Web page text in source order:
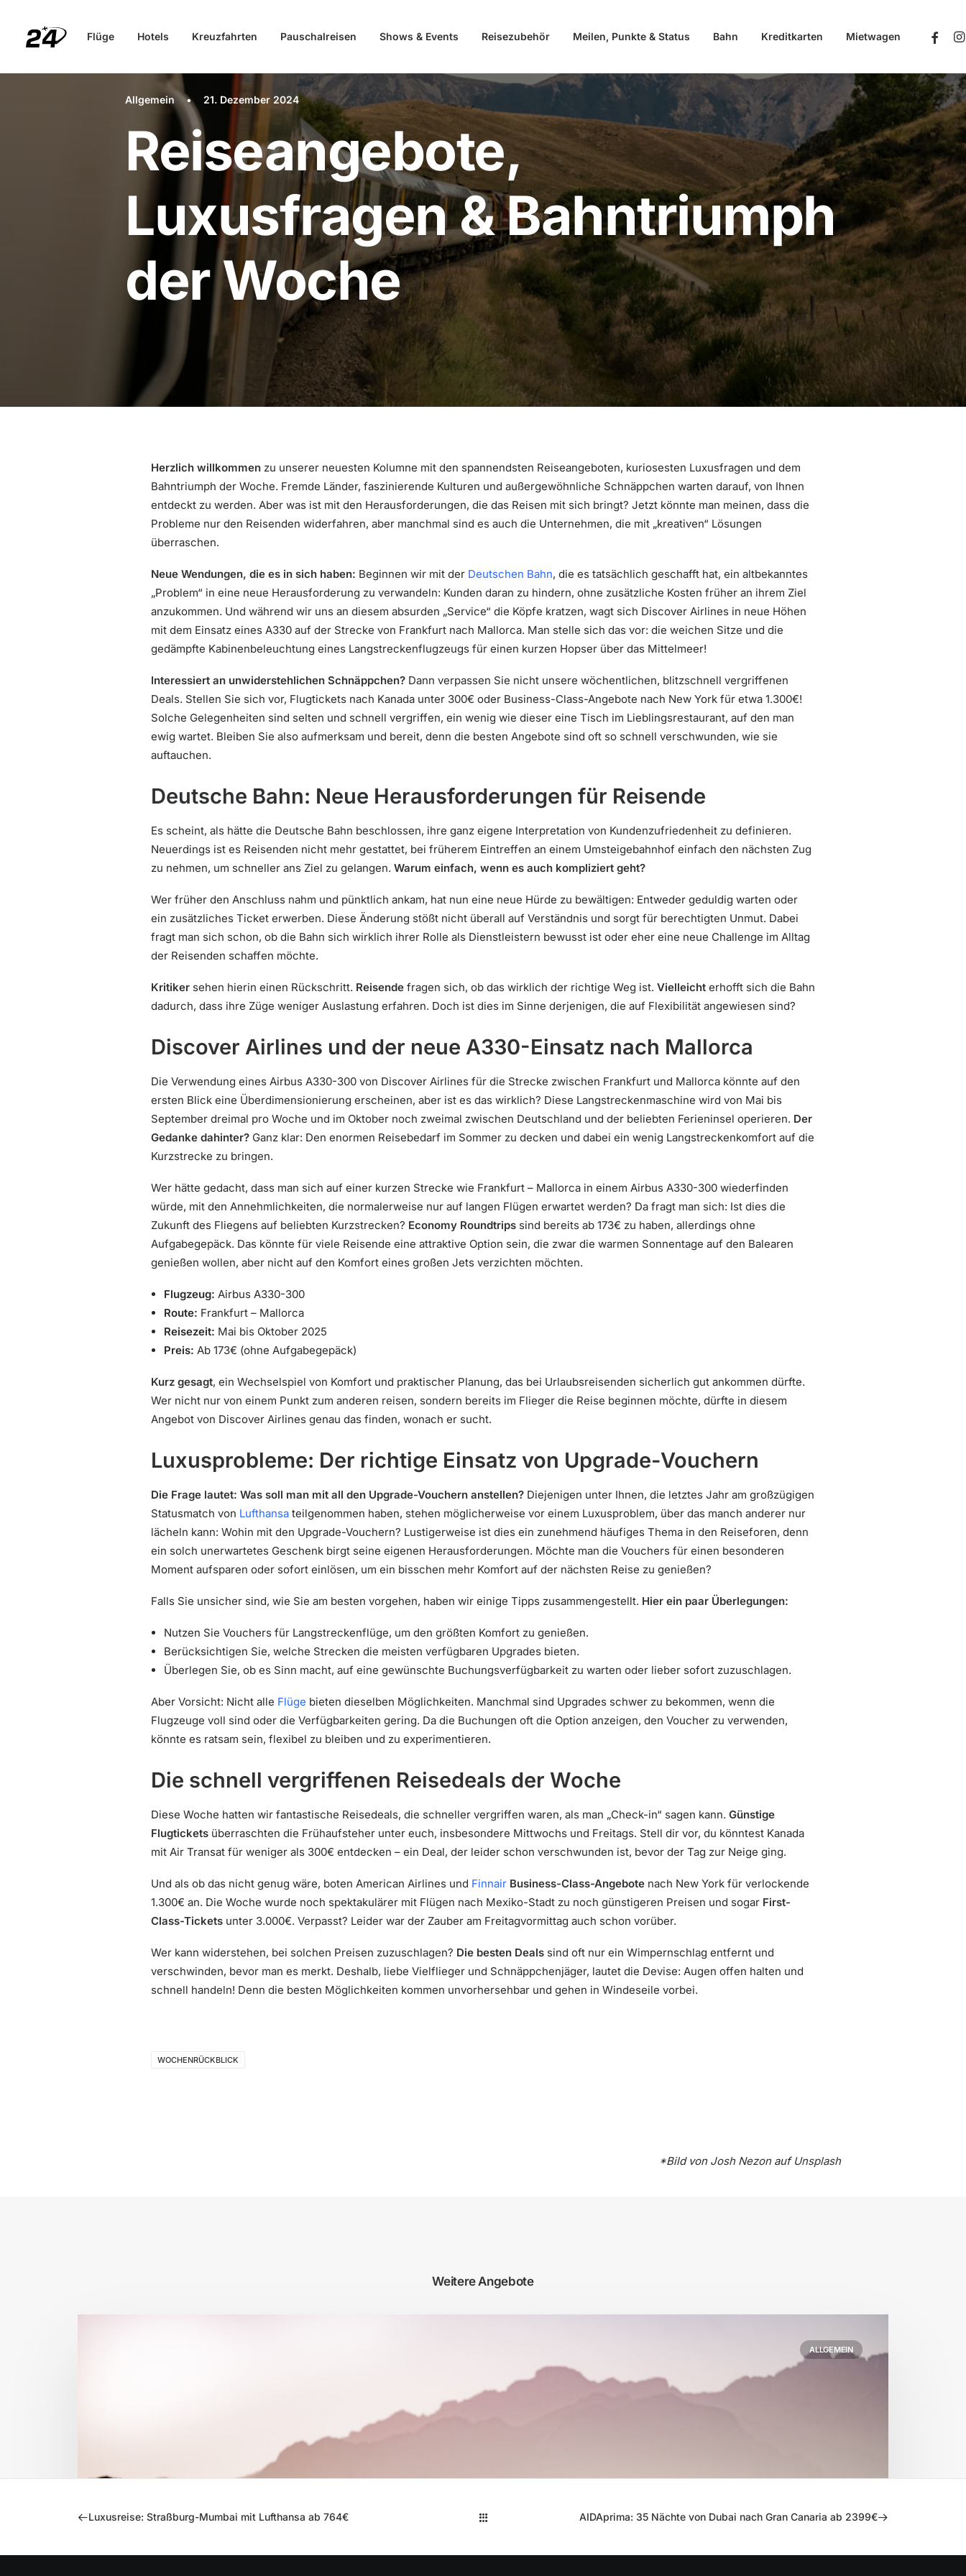
Flüge Hotels Kreuzfahrten Pauschalreisen Shows & Events Reisezubehör Meilen, Punkte & Status Bahn Kreditkarten Mietwagen
Allgemein • 21. Dezember 2024
Reiseangebote,
Luxusfragen & Bahntriumph
der Woche
Herzlich willkommen zu unserer neuesten Kolumne mit den spannendsten Reiseangeboten, kuriosesten Luxusfragen und dem
Bahntriumph der Woche. Fremde Länder, faszinierende Kulturen und außergewöhnliche Schnäppchen warten darauf, von Ihnen
entdeckt zu werden. Aber was ist mit den Herausforderungen, die das Reisen mit sich bringt? Jetzt könnte man meinen, dass die
Probleme nur den Reisenden widerfahren, aber manchmal sind es auch die Unternehmen, die mit „kreativen“ Lösungen
überraschen.
Neue Wendungen, die es in sich haben: Beginnen wir mit der Deutschen Bahn, die es tatsächlich geschafft hat, ein altbekanntes
„Problem“ in eine neue Herausforderung zu verwandeln: Kunden daran zu hindern, ohne zusätzliche Kosten früher an ihrem Ziel
anzukommen. Und während wir uns an diesem absurden „Service“ die Köpfe kratzen, wagt sich Discover Airlines in neue Höhen
mit dem Einsatz eines A330 auf der Strecke von Frankfurt nach Mallorca. Man stelle sich das vor: die weichen Sitze und die
gedämpfte Kabinenbeleuchtung eines Langstreckenflugzeugs für einen kurzen Hopser über das Mittelmeer!
Interessiert an unwiderstehlichen Schnäppchen? Dann verpassen Sie nicht unsere wöchentlichen, blitzschnell vergriffenen
Deals. Stellen Sie sich vor, Flugtickets nach Kanada unter 300€ oder Business-Class-Angebote nach New York für etwa 1.300€!
Solche Gelegenheiten sind selten und schnell vergriffen, ein wenig wie dieser eine Tisch im Lieblingsrestaurant, auf den man
ewig wartet. Bleiben Sie also aufmerksam und bereit, denn die besten Angebote sind oft so schnell verschwunden, wie sie
auftauchen.
Deutsche Bahn: Neue Herausforderungen für Reisende
Es scheint, als hätte die Deutsche Bahn beschlossen, ihre ganz eigene Interpretation von Kundenzufriedenheit zu definieren.
Neuerdings ist es Reisenden nicht mehr gestattet, bei früherem Eintreffen an einem Umsteigebahnhof einfach den nächsten Zug
zu nehmen, um schneller ans Ziel zu gelangen. Warum einfach, wenn es auch kompliziert geht?
Wer früher den Anschluss nahm und pünktlich ankam, hat nun eine neue Hürde zu bewältigen: Entweder geduldig warten oder
ein zusätzliches Ticket erwerben. Diese Änderung stößt nicht überall auf Verständnis und sorgt für berechtigten Unmut. Dabei
fragt man sich schon, ob die Bahn sich wirklich ihrer Rolle als Dienstleistern bewusst ist oder eher eine neue Challenge im Alltag
der Reisenden schaffen möchte.
Kritiker sehen hierin einen Rückschritt. Reisende fragen sich, ob das wirklich der richtige Weg ist. Vielleicht erhofft sich die Bahn
dadurch, dass ihre Züge weniger Auslastung erfahren. Doch ist dies im Sinne derjenigen, die auf Flexibilität angewiesen sind?
Discover Airlines und der neue A330-Einsatz nach Mallorca
Die Verwendung eines Airbus A330-300 von Discover Airlines für die Strecke zwischen Frankfurt und Mallorca könnte auf den
ersten Blick eine Überdimensionierung erscheinen, aber ist es das wirklich? Diese Langstreckenmaschine wird von Mai bis
September dreimal pro Woche und im Oktober noch zweimal zwischen Deutschland und der beliebten Ferieninsel operieren. Der
Gedanke dahinter? Ganz klar: Den enormen Reisebedarf im Sommer zu decken und dabei ein wenig Langstreckenkomfort auf die
Kurzstrecke zu bringen.
Wer hätte gedacht, dass man sich auf einer kurzen Strecke wie Frankfurt – Mallorca in einem Airbus A330-300 wiederfinden
würde, mit den Annehmlichkeiten, die normalerweise nur auf langen Flügen erwartet werden? Da fragt man sich: Ist dies die
Zukunft des Fliegens auf beliebten Kurzstrecken? Economy Roundtrips sind bereits ab 173€ zu haben, allerdings ohne
Aufgabegepäck. Das könnte für viele Reisende eine attraktive Option sein, die zwar die warmen Sonnentage auf den Balearen
genießen wollen, aber nicht auf den Komfort eines großen Jets verzichten möchten.
Flugzeug: Airbus A330-300
Route: Frankfurt – Mallorca
Reisezeit: Mai bis Oktober 2025
Preis: Ab 173€ (ohne Aufgabegepäck)
Kurz gesagt, ein Wechselspiel von Komfort und praktischer Planung, das bei Urlaubsreisenden sicherlich gut ankommen dürfte.
Wer nicht nur von einem Punkt zum anderen reisen, sondern bereits im Flieger die Reise beginnen möchte, dürfte in diesem
Angebot von Discover Airlines genau das finden, wonach er sucht.
Luxusprobleme: Der richtige Einsatz von Upgrade-Vouchern
Die Frage lautet: Was soll man mit all den Upgrade-Vouchern anstellen? Diejenigen unter Ihnen, die letztes Jahr am großzügigen
Statusmatch von Lufthansa teilgenommen haben, stehen möglicherweise vor einem Luxusproblem, über das manch anderer nur
lächeln kann: Wohin mit den Upgrade-Vouchern? Lustigerweise ist dies ein zunehmend häufiges Thema in den Reiseforen, denn
ein solch unerwartetes Geschenk birgt seine eigenen Herausforderungen. Möchte man die Vouchers für einen besonderen
Moment aufsparen oder sofort einlösen, um ein bisschen mehr Komfort auf der nächsten Reise zu genießen?
Falls Sie unsicher sind, wie Sie am besten vorgehen, haben wir einige Tipps zusammengestellt. Hier ein paar Überlegungen:
Nutzen Sie Vouchers für Langstreckenflüge, um den größten Komfort zu genießen.
Berücksichtigen Sie, welche Strecken die meisten verfügbaren Upgrades bieten.
Überlegen Sie, ob es Sinn macht, auf eine gewünschte Buchungsverfügbarkeit zu warten oder lieber sofort zuzuschlagen.
Aber Vorsicht: Nicht alle Flüge bieten dieselben Möglichkeiten. Manchmal sind Upgrades schwer zu bekommen, wenn die
Flugzeuge voll sind oder die Verfügbarkeiten gering. Da die Buchungen oft die Option anzeigen, den Voucher zu verwenden,
könnte es ratsam sein, flexibel zu bleiben und zu experimentieren.
Die schnell vergriffenen Reisedeals der Woche
Diese Woche hatten wir fantastische Reisedeals, die schneller vergriffen waren, als man „Check-in“ sagen kann. Günstige
Flugtickets überraschten die Frühaufsteher unter euch, insbesondere Mittwochs und Freitags. Stell dir vor, du könntest Kanada
mit Air Transat für weniger als 300€ entdecken – ein Deal, der leider schon verschwunden ist, bevor der Tag zur Neige ging.
Und als ob das nicht genug wäre, boten American Airlines und Finnair Business-Class-Angebote nach New York für verlockende
1.300€ an. Die Woche wurde noch spektakulärer mit Flügen nach Mexiko-Stadt zu noch günstigeren Preisen und sogar First-
Class-Tickets unter 3.000€. Verpasst? Leider war der Zauber am Freitagvormittag auch schon vorüber.
Wer kann widerstehen, bei solchen Preisen zuzuschlagen? Die besten Deals sind oft nur ein Wimpernschlag entfernt und
verschwinden, bevor man es merkt. Deshalb, liebe Vielflieger und Schnäppchenjäger, lautet die Devise: Augen offen halten und
schnell handeln! Denn die besten Möglichkeiten kommen unvorhersehbar und gehen in Windeseile vorbei.
WOCHENRÜCKBLICK
*Bild von Josh Nezonauf Unsplash
Weitere Angebote
ALLGEMEIN
Luxusreise: Straßburg-Mumbai mit Lufthansa ab 764€ AIDAprima: 35 Nächte von Dubai nach Gran Canaria ab 2399€